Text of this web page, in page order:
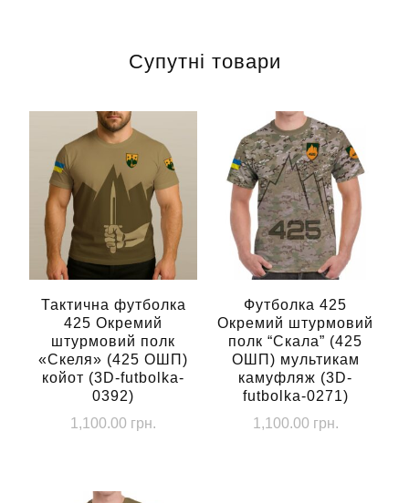
Супутні товари
Тактична футболка
425 Окремий
штурмовий полк
«Скеля» (425 ОШП)
койот (3D-futbolka-
0392)
1,100.00 грн.
Футболка 425
Окремий штурмовий
полк “Скала” (425
ОШП) мультикам
камуфляж (3D-
futbolka-0271)
1,100.00 грн.